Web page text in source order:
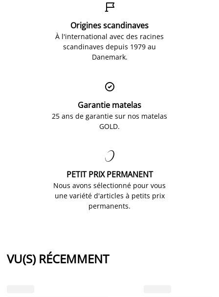

Origines scandinaves
À l'international avec des racines
scandinaves depuis 1979 au
Danemark.

Garantie matelas
25 ans de garantie sur nos matelas
GOLD.

PETIT PRIX PERMANENT
Nous avons sélectionné pour vous
une variété d'articles à petits prix
permanents.
VU(S) RÉCEMMENT